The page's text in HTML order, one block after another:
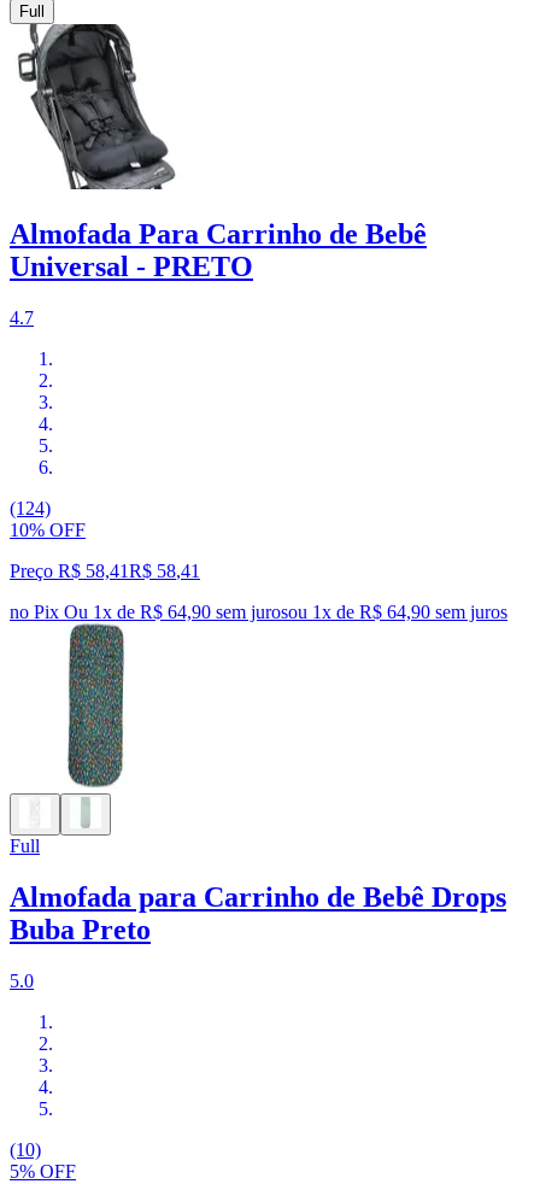
Full
Almofada Para Carrinho de Bebê
Universal - PRETO
4.7
(124)
10% OFF
Preço R$ 58,41R$ 58,41
no Pix Ou 1x de R$ 64,90 sem jurosou 1x de R$ 64,90 sem juros
Full
Almofada para Carrinho de Bebê Drops
Buba Preto
5.0
(10)
5% OFF